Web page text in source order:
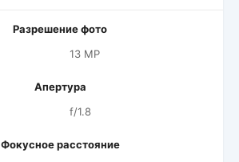
Разрешение фото
13 MP
Апертура
f/1.8
Фокусное расстояние